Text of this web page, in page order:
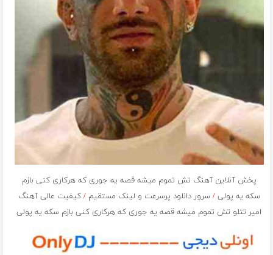
پخش آنلاین آهنگ تش تموم میشه قصه یه جوری که هرکاری کنی بازم
سکه یه پولی/ سرور دانلود پرسرعت و لینک مستقیم/ کیفیت عالی آهنگ
امیر تتلو تش تموم میشه قصه یه جوری که هرکاری کنی بازم سکه یه پولی